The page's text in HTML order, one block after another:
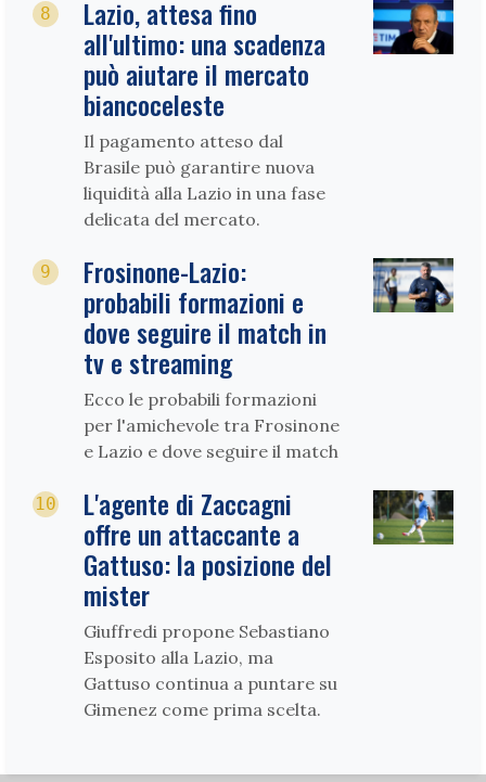
8 Lazio, attesa fino
all'ultimo: una scadenza
può aiutare il mercato
biancoceleste
Il pagamento atteso dal
Brasile può garantire nuova
liquidità alla Lazio in una fase
delicata del mercato.
9 Frosinone-Lazio:
probabili formazioni e
dove seguire il match in
tv e streaming
Ecco le probabili formazioni
per l'amichevole tra Frosinone
e Lazio e dove seguire il match
10 L'agente di Zaccagni
offre un attaccante a
Gattuso: la posizione del
mister
Giuffredi propone Sebastiano
Esposito alla Lazio, ma
Gattuso continua a puntare su
Gimenez come prima scelta.